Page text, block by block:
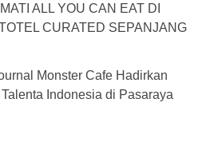
ALL YOU CAN EAT DI
CURATED SEPANJANG
Monster Cafe Hadirkan
Indonesia di Pasaraya